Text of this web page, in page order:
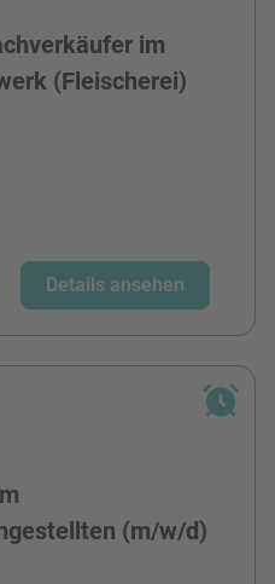
im
(Fleischerei)
Details ansehen
(m/w/d)